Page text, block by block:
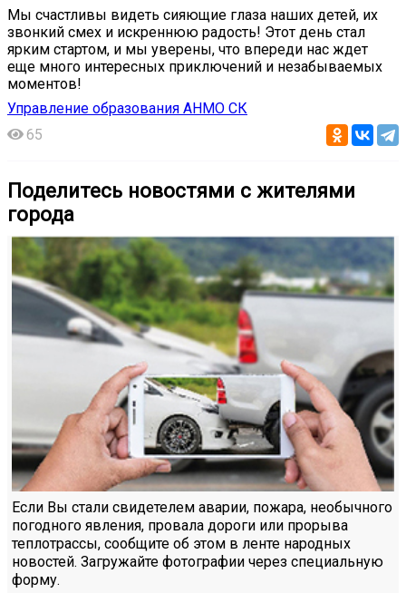
Мы счастливы видеть сияющие глаза наших детей, их
звонкий смех и искреннюю радость! Этот день стал
ярким стартом, и мы уверены, что впереди нас ждет
еще много интересных приключений и незабываемых
моментов!
Управление образования АНМО СК
65
Поделитесь новостями с жителями
города
Если Вы стали свидетелем аварии, пожара, необычного
погодного явления, провала дороги или прорыва
теплотрассы, сообщите об этом в ленте народных
новостей. Загружайте фотографии через специальную
форму.